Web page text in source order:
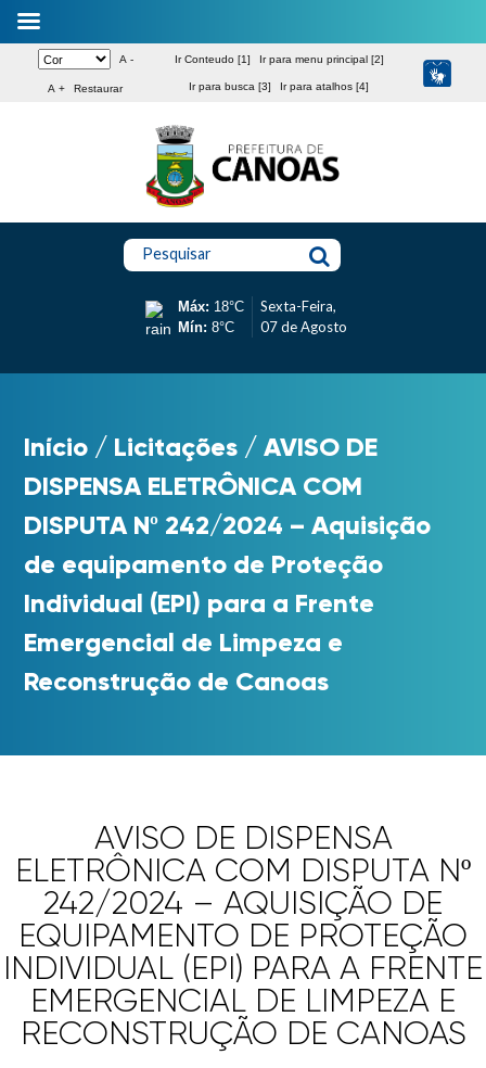
A -
A + Restaurar
Ir Conteudo [1] Ir para menu principal [2]
Ir para busca [3] Ir para atalhos [4]
Pesquisar
Máx: 18°C
Mín: 8°C
Sexta-Feira,
07 de Agosto
Início / Licitações /AVISO DE
DISPENSA ELETRÔNICA COM
DISPUTA Nº 242/2024 – Aquisição
de equipamento de Proteção
Individual (EPI) para a Frente
Emergencial de Limpeza e
Reconstrução de Canoas
AVISO DE DISPENSA
ELETRÔNICA COM DISPUTA Nº
242/2024 – AQUISIÇÃO DE
EQUIPAMENTO DE PROTEÇÃO
INDIVIDUAL (EPI) PARA A FRENTE
EMERGENCIAL DE LIMPEZA E
RECONSTRUÇÃO DE CANOAS